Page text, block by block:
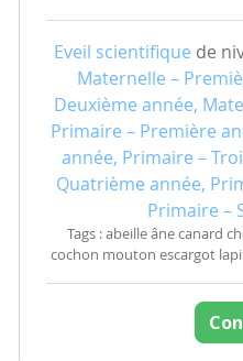
Eveil scientifique de
Maternelle –
Deuxième année,
Primaire – Première
année, Primaire –
Quatrième année,
Primaire –
Tags : abeille âne canard
cochon mouton escargot